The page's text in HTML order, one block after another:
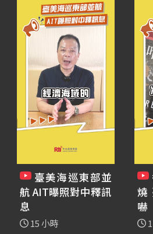
臺美海巡東部並
航 AIT曝照對中釋訊
息
15 小時
燒
嚇